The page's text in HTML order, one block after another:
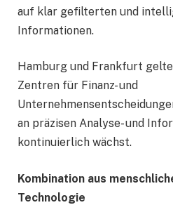
auf klar gefilterten und
Informationen.
Hamburg und Frankfurt
Zentren für Finanz- und
an präzisen Analyse- und
kontinuierlich wächst.
Kombination aus
Technologie